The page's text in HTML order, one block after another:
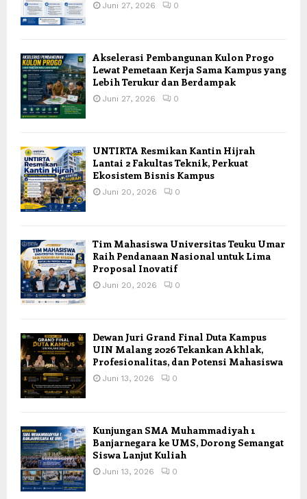
Juni 27, 2026 0
Akselerasi Pembangunan Kulon Progo
Lewat Pemetaan Kerja Sama Kampus yang
Lebih Terukur dan Berdampak
Juni 27, 2026 0
UNTIRTA Resmikan Kantin Hijrah
Lantai 2 Fakultas Teknik, Perkuat
Ekosistem Bisnis Kampus
Juni 20, 2026 0
Tim Mahasiswa Universitas Teuku Umar
Raih Pendanaan Nasional untuk Lima
Proposal Inovatif
Juni 20, 2026 0
Dewan Juri Grand Final Duta Kampus
UIN Malang 2026 Tekankan Akhlak,
Profesionalitas, dan Potensi Mahasiswa
Juni 13, 2026 0
Kunjungan SMA Muhammadiyah 1
Banjarnegara ke UMS, Dorong Semangat
Siswa Lanjut Kuliah
Juni 13, 2026 0